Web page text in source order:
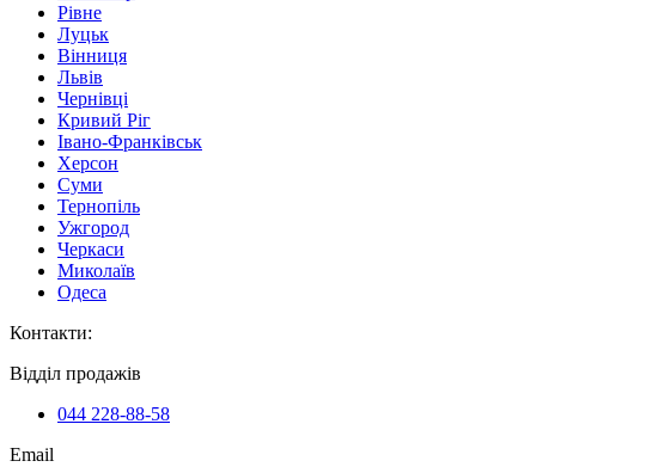
Рівне
Луцьк
Вінниця
Львів
Чернівці
Кривий Ріг
Івано-Франківськ
Херсон
Суми
Тернопіль
Ужгород
Черкаси
Миколаїв
Одеса
Контакти:
Відділ продажів
044 228-88-58
Email